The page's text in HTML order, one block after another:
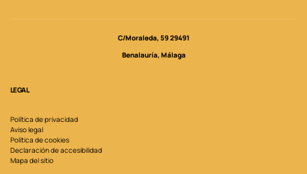
C/Moraleda, 59 29491
Benalauría, Málaga
LEGAL
Política de privacidad
Aviso legal
Política de cookies
Declaración de accesibilidad
Mapa del sitio